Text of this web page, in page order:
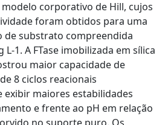
corporativo de Hill, cujos
foram obtidos para uma
de substrato compreendida
L-1. A FTase imobilizada em sílica
maior capacidade de
8 ciclos reacionais
exibir maiores estabilidades
e frente ao pH em relação